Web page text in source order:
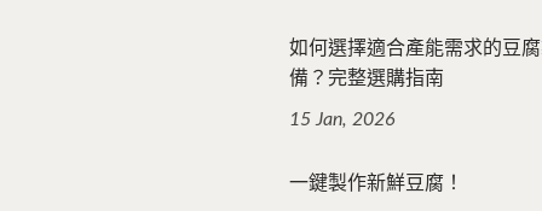
如何選擇適合產能需求的豆
備？完整選購指南
15 Jan, 2026
一鍵製作新鮮豆腐！